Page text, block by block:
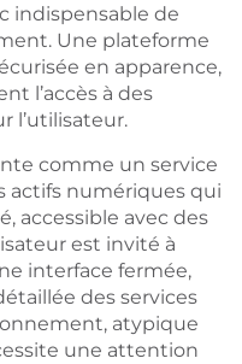
indispensable de
Une plateforme
en apparence,
l’accès à des
l’utilisateur.
comme un service
actifs numériques qui
accessible avec des
est invité à
interface fermée,
des services
atypique
une attention